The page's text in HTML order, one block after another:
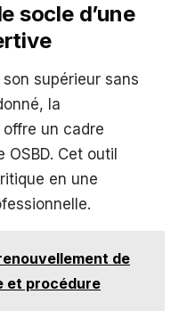
socle d’une
supérieur sans
la
un cadre
Cet outil
en une
de
et procédure